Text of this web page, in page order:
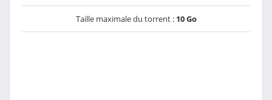
Taille maximale du torrent : 10 Go